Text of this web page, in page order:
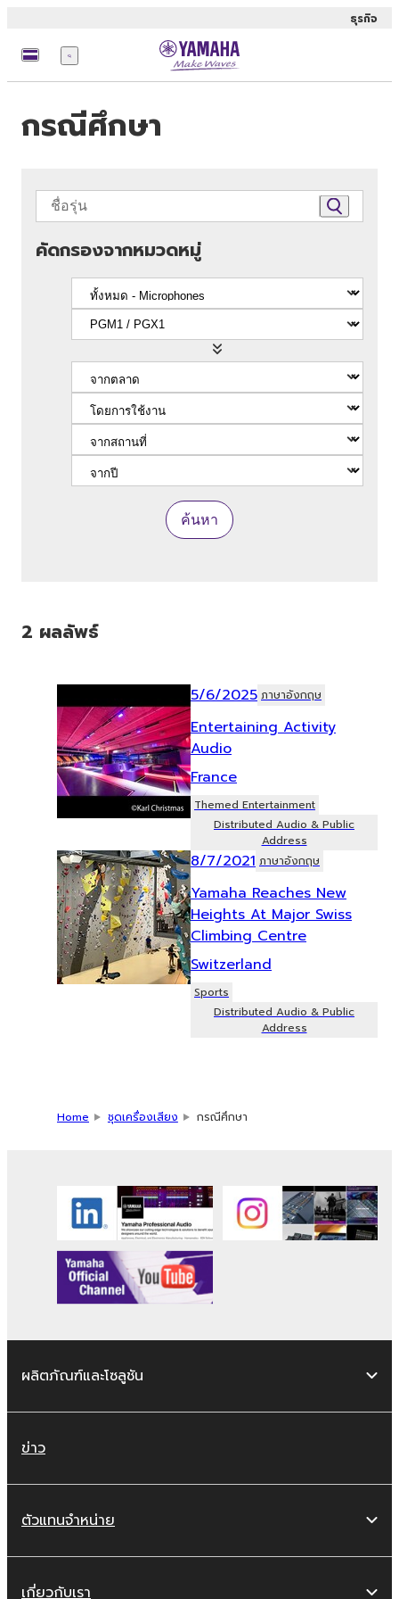
ธุรกิจ
เมนู
กรณีศึกษา
คัดกรองจากหมวดหมู่
ค้นหา
2 ผลลัพธ์
5/6/2025 ภาษาอังกฤษ
Entertaining Activity
Audio
France
Themed Entertainment
Distributed Audio & Public
Address
8/7/2021 ภาษาอังกฤษ
Yamaha Reaches New
Heights At Major Swiss
Climbing Centre
Switzerland
Sports
Distributed Audio & Public
Address
Home ชุดเครื่องเสียง กรณีศึกษา
ผลิตภัณฑ์และโซลูชัน
ข่าว
ตัวแทนจำหน่าย
เกี่ยวกับเรา